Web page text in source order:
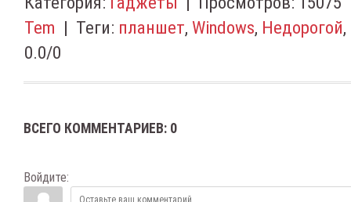
Tem | Теги: планшет, Windows, Недорогой,
0.0/0
ВСЕГО КОММЕНТАРИЕВ: 0
Войдите: